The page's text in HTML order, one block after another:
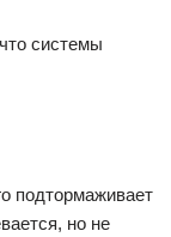
системы
подтормаживает
но не